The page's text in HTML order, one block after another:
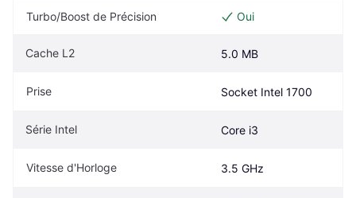
Turbo/Boost de Précision Oui
Cache L2 5.0 MB
Prise Socket Intel 1700
Série Intel Core i3
Vitesse d'Horloge 3.5 GHz